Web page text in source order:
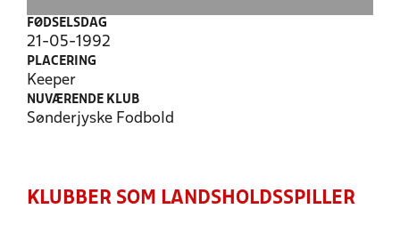
FØDSELSDAG
21-05-1992
PLACERING
Keeper
NUVÆRENDE KLUB
Sønderjyske Fodbold
KLUBBER SOM LANDSHOLDSSPILLER